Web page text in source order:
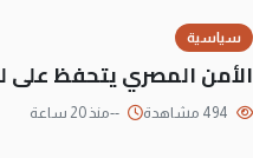
سياسية
الأمن المصري يتحفظ على
--منذ 20 ساعة